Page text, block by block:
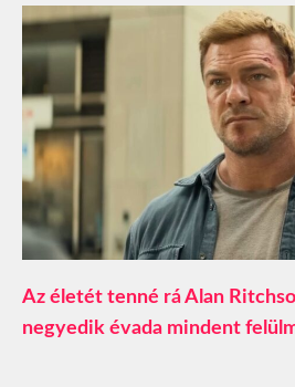
Az életét tenné rá Alan
negyedik évada mindent